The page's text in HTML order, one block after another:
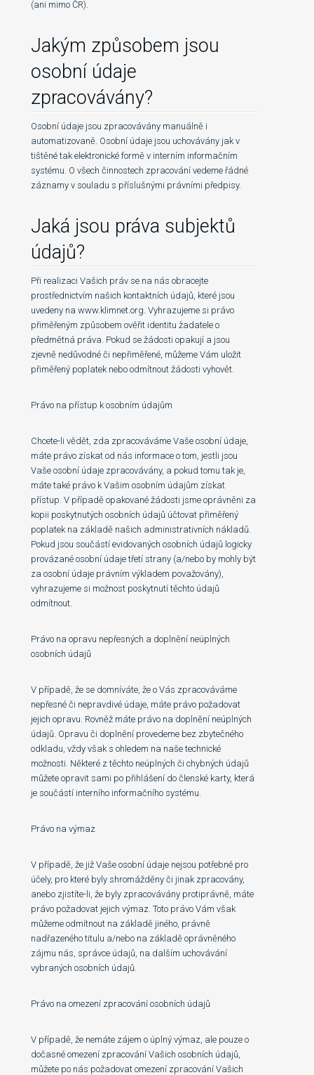
(ani mimo ČR).
Jakým způsobem jsou
osobní údaje
zpracovávány?
Osobní údaje jsou zpracovávány manuálně i
automatizovaně. Osobní údaje jsou uchovávány jak v
tištěné tak elektronické formě v interním informačním
systému. O všech činnostech zpracování vedeme řádné
záznamy v souladu s příslušnými právními předpisy.
Jaká jsou práva subjektů
údajů?
Při realizaci Vašich práv se na nás obracejte
prostřednictvím našich kontaktních údajů, které jsou
uvedeny na www.klimnet.org. Vyhrazujeme si právo
přiměřeným způsobem ověřit identitu žadatele o
předmětná práva. Pokud se žádosti opakují a jsou
zjevně nedůvodné či nepřiměřené, můžeme Vám uložit
přiměřený poplatek nebo odmítnout žádosti vyhovět.
Právo na přístup k osobním údajům
Chcete-li vědět, zda zpracováváme Vaše osobní údaje,
máte právo získat od nás informace o tom, jestli jsou
Vaše osobní údaje zpracovávány, a pokud tomu tak je,
máte také právo k Vašim osobním údajům získat
přístup. V případě opakované žádosti jsme oprávněni za
kopii poskytnutých osobních údajů účtovat přiměřený
poplatek na základě našich administrativních nákladů.
Pokud jsou součástí evidovaných osobních údajů logicky
provázané osobní údaje třetí strany (a/nebo by mohly být
za osobní údaje právním výkladem považovány),
vyhrazujeme si možnost poskytnutí těchto údajů
odmítnout.
Právo na opravu nepřesných a doplnění neúplných
osobních údajů
V případě, že se domníváte, že o Vás zpracováváme
nepřesné či nepravdivé údaje, máte právo požadovat
jejich opravu. Rovněž máte právo na doplnění neúplných
údajů. Opravu či doplnění provedeme bez zbytečného
odkladu, vždy však s ohledem na naše technické
možnosti. Některé z těchto neúplných či chybných údajů
můžete opravit sami po přihlášení do členské karty, která
je součástí interního informačního systému.
Právo na výmaz
V případě, že již Vaše osobní údaje nejsou potřebné pro
účely, pro které byly shromážděny či jinak zpracovány,
anebo zjistíte-li, že byly zpracovávány protiprávně, máte
právo požadovat jejich výmaz. Toto právo Vám však
můžeme odmítnout na základě jiného, právně
nadřazeného titulu a/nebo na základě oprávněného
zájmu nás, správce údajů, na dalším uchovávání
vybraných osobních údajů.
Právo na omezení zpracování osobních údajů
V případě, že nemáte zájem o úplný výmaz, ale pouze o
dočasné omezení zpracování Vašich osobních údajů,
můžete po nás požadovat omezení zpracování Vašich